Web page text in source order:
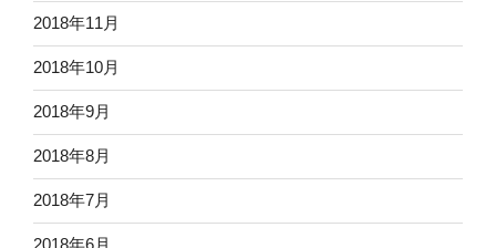
2018年11月
2018年10月
2018年9月
2018年8月
2018年7月